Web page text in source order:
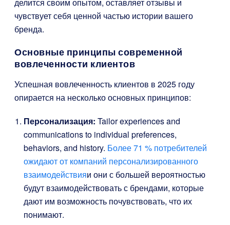
чувствует себя ценной частью истории вашего
бренда.
Основные принципы современной
вовлеченности клиентов
Успешная вовлеченность клиентов в 2025 году
опирается на несколько основных принципов:
Персонализация: Tailor experiences and
communications to individual preferences,
behaviors, and history. Более 71 % потребителей
ожидают от компаний персонализированного
взаимодействияи они с большей вероятностью
будут взаимодействовать с брендами, которые
дают им возможность почувствовать, что их
понимают.